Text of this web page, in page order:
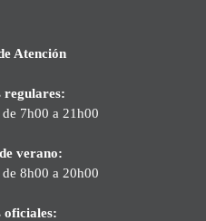
Atención
regulares:
7h00 a 21h00
verano:
8h00 a 20h00
oficiales: